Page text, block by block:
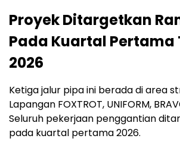
Proyek Ditargetkan
Pada Kuartal Pertama
2026
Ketiga jalur pipa ini berada di area
Lapangan FOXTROT, UNIFORM,
Seluruh pekerjaan penggantian
pada kuartal pertama 2026.